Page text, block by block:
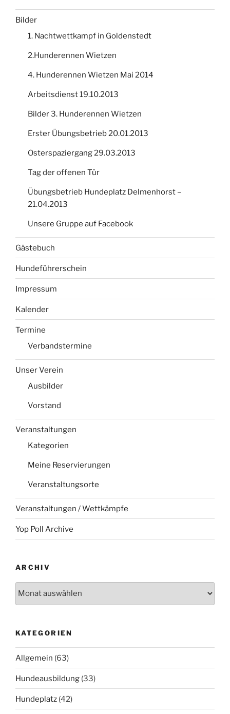
Bilder
1. Nachtwettkampf in Goldenstedt
2.Hunderennen Wietzen
4. Hunderennen Wietzen Mai 2014
Arbeitsdienst 19.10.2013
Bilder 3. Hunderennen Wietzen
Erster Übungsbetrieb 20.01.2013
Osterspaziergang 29.03.2013
Tag der offenen Tür
Übungsbetrieb Hundeplatz Delmenhorst –
21.04.2013
Unsere Gruppe auf Facebook
Gästebuch
Hundeführerschein
Impressum
Kalender
Termine
Verbandstermine
Unser Verein
Ausbilder
Vorstand
Veranstaltungen
Kategorien
Meine Reservierungen
Veranstaltungsorte
Veranstaltungen / Wettkämpfe
Yop Poll Archive
ARCHIV
KATEGORIEN
Allgemein (63)
Hundeausbildung (33)
Hundeplatz (42)